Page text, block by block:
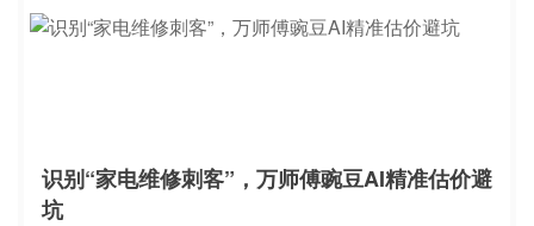
识别“家电维修刺客”，万师傅豌豆AI精准估价避
坑